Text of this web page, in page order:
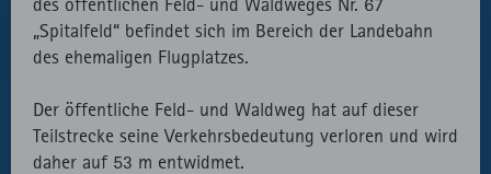
„Spitalfeld“ befindet sich im Bereich der Landebahn
des ehemaligen Flugplatzes.
Der öffentliche Feld- und Waldweg hat auf dieser
Teilstrecke seine Verkehrsbedeutung verloren und wird
daher auf 53 m entwidmet.